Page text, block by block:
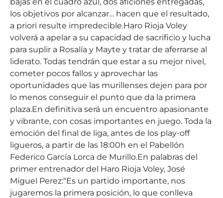
los objetivos por alcanzar… hacen que el resultado,
a priori resulte impredecible.Haro Rioja Voley
volverá a apelar a su capacidad de sacrificio y lucha
para suplir a Rosalía y Mayte y tratar de aferrarse al
liderato. Todas tendrán que estar a su mejor nivel,
cometer pocos fallos y aprovechar las
oportunidades que las murillenses dejen para por
lo menos conseguir el punto que da la primera
plaza.En definitiva será un encuentro apasionante
y vibrante, con cosas importantes en juego. Toda la
emoción del final de liga, antes de los play-off
ligueros, a partir de las 18:00h en el Pabellón
Federico García Lorca de Murillo.En palabras del
primer entrenador del Haro Rioja Voley, José
Miguel Perez:“Es un partido importante, nos
jugaremos la primera posición, lo que conlleva